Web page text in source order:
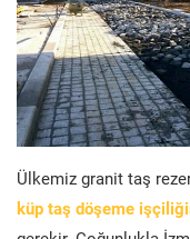
Ülkemiz granit taş
küp taş döşeme